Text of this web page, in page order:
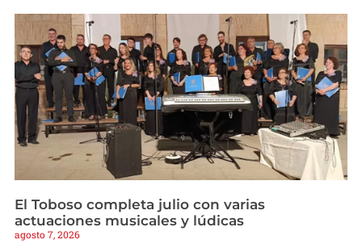
El Toboso completa julio con varias
actuaciones musicales y lúdicas
agosto 7, 2026